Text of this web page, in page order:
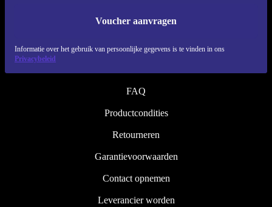
Voucher aanvragen
Informatie over het gebruik van persoonlijke gegevens is te vinden in ons
Privacybeleid
FAQ
Productcondities
Retourneren
Garantievoorwaarden
Contact opnemen
Leverancier worden